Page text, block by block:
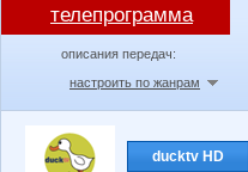
телепрограмма
описания передач:
настроить по жанрам
ducktv HD